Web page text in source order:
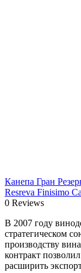
Канепа Гран
Resreva Finisimo
0 Reviews
В 2007 году
стратегическом
производству
контракт
расширить